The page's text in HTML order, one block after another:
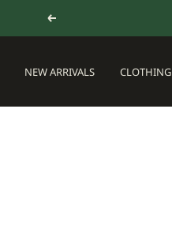
戻
る
NEW ARRIVALS CLOTHING